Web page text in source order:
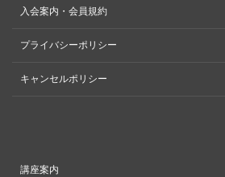
入会案内・会員規約
プライバシーポリシー
キャンセルポリシー
講座案内